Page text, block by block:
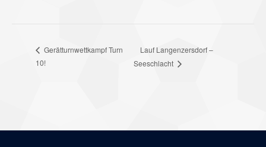
Gerätturnwettkampf Turn
10!
Lauf Langenzersdorf –
Seeschlacht